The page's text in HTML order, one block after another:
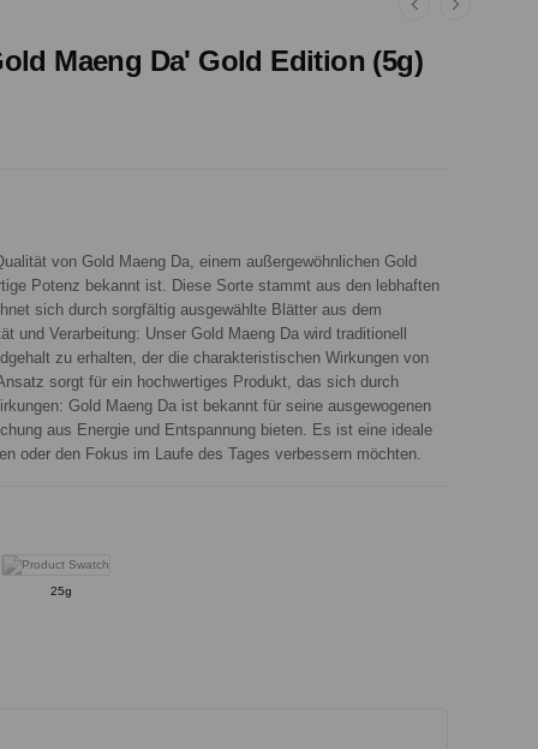
Maeng Da' Gold Edition (5g)
von Gold Maeng Da, einem außergewöhnlichen Gold
Potenz bekannt ist. Diese Sorte stammt aus den lebhaften
sich durch sorgfältig ausgewählte Blätter aus dem
und Verarbeitung: Unser Gold Maeng Da wird traditionell
zu erhalten, der die charakteristischen Wirkungen von
sorgt für ein hochwertiges Produkt, das sich durch
Gold Maeng Da ist bekannt für seine ausgewogenen
aus Energie und Entspannung bieten. Es ist eine ideale
oder den Fokus im Laufe des Tages verbessern möchten.
25g